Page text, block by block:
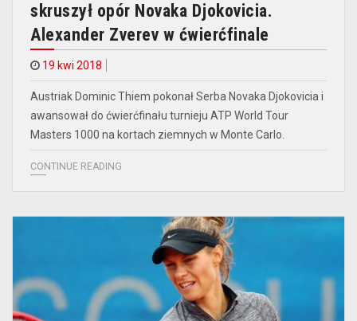
skruszył opór Novaka Djokovicia.
Alexander Zverev w ćwierćfinale
19 kwi 2018
Austriak Dominic Thiem pokonał Serba Novaka Djokovicia i
awansował do ćwierćfinału turnieju ATP World Tour
Masters 1000 na kortach ziemnych w Monte Carlo.
CONTINUE READING